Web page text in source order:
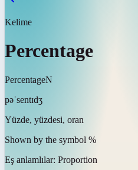
Kelime
Percentage
PercentageN
pəˈsentɪdʒ
Yüzde, yüzdesi, oran
Shown by the symbol %
Eş anlamlılar: Proportion